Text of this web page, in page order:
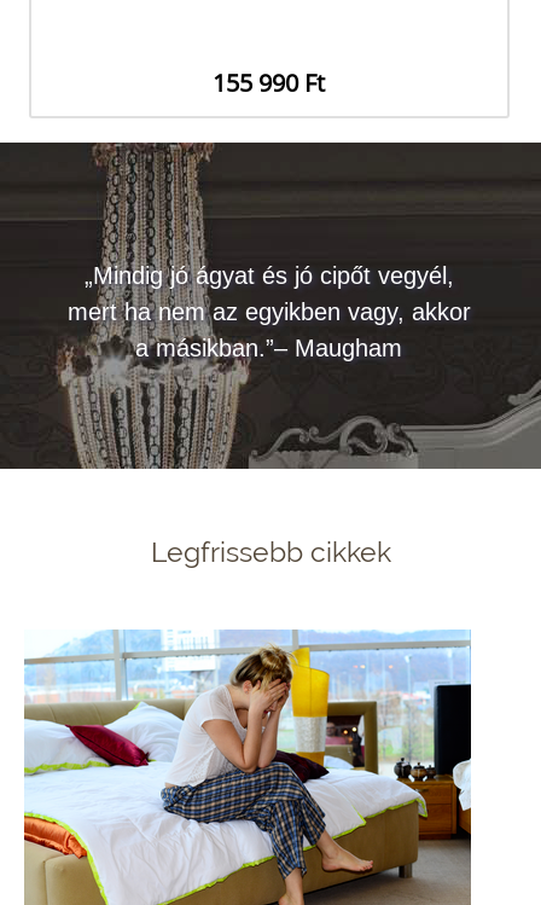
155 990 Ft
„Mindig jó ágyat és jó cipőt vegyél,
mert ha nem az egyikben vagy, akkor
a másikban.”– Maugham
Legfrissebb cikkek